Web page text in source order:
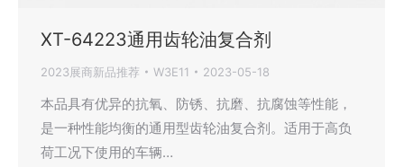
XT-64223通用齿轮油复合剂
2023展商新品推荐 W3E11 2023-05-18
本品具有优异的抗氧、防锈、抗磨、抗腐蚀等性能，
是一种性能均衡的通用型齿轮油复合剂。适用于高负
荷工况下使用的车辆…